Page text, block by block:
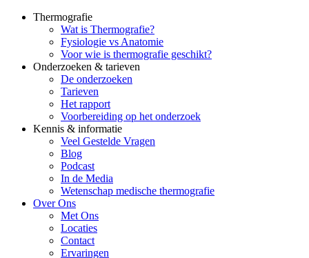
Thermografie
Wat is Thermografie?
Fysiologie vs Anatomie
Voor wie is thermografie geschikt?
Onderzoeken & tarieven
De onderzoeken
Tarieven
Het rapport
Voorbereiding op het onderzoek
Kennis & informatie
Veel Gestelde Vragen
Blog
Podcast
In de Media
Wetenschap medische thermografie
Over Ons
Met Ons
Locaties
Contact
Ervaringen